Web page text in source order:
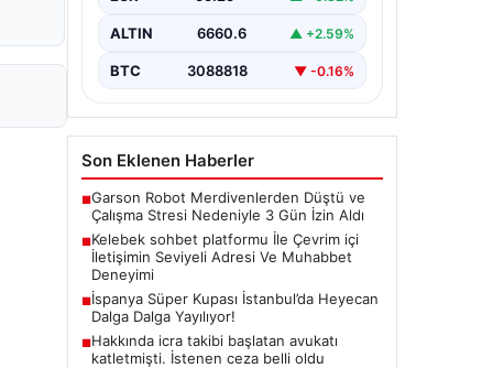
güvenli bir tarzda iletişim
taşımaktadır. Halen birçok…
ALTIN 6660.6 ▲ +2.59%
BTC 3088818 ▼ -0.16%
Son Eklenen Haberler
■Garson Robot Merdivenlerden Düştü ve
Çalışma Stresi Nedeniyle 3 Gün İzin Aldı
■Kelebek sohbet platformu İle Çevrim içi
İletişimin Seviyeli Adresi Ve Muhabbet
Deneyimi
■İspanya Süper Kupası İstanbul’da Heyecan
Dalga Dalga Yayılıyor!
■Hakkında icra takibi başlatan avukatı
katletmişti. İstenen ceza belli oldu